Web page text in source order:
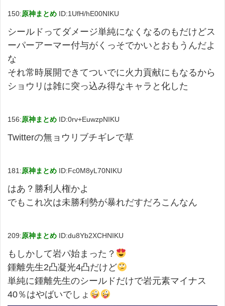
150:原神まとめ ID:1UfH/hE00NIKU
シールドってダメージ単純になくなるのもだけどス
ーパーアーマー付与がくっそでかいとおもうんだよ
な
それ常時展開できてついでに火力貢献にもなるから
ショウリは雑に突っ込み得なキャラと化した
156:原神まとめ ID:0rv+EuwzpNIKU
Twitterの無ョウリブチギレで草
181:原神まとめ ID:Fc0M8yL70NIKU
はあ？勝利人権かよ
でもこれ次は未勝利勢が暴れだすだろこんなん
209:原神まとめ ID:du8Yb2XCHNIKU
もしかして岩パ始まった？
鍾離先生2凸凝光4凸だけど
単純に鍾離先生のシールドだけで岩元素マイナス
40％はやばいでしょ